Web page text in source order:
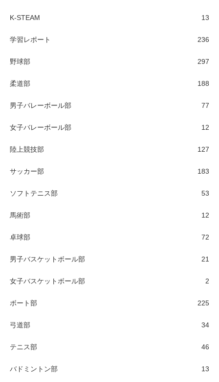
K-STEAM 13
学習レポート 236
野球部 297
柔道部 188
男子バレーボール部 77
女子バレーボール部 12
陸上競技部 127
サッカー部 183
ソフトテニス部 53
馬術部 12
卓球部 72
男子バスケットボール部 21
女子バスケットボール部 2
ボート部 225
弓道部 34
テニス部 46
バドミントン部 13